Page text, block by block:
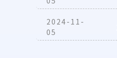
2024-11-
05